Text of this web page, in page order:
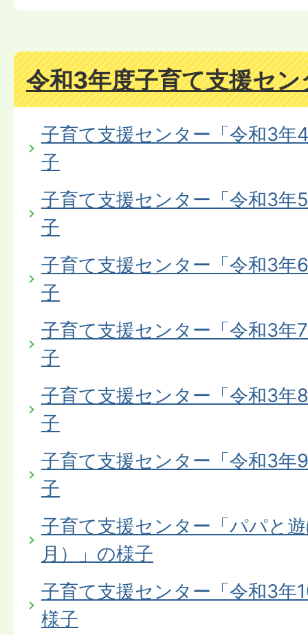
令和3年度子育て支援セ
子育て支援センター「令和3年
子
子育て支援センター「令和3年
子
子育て支援センター「令和3年
子
子育て支援センター「令和3年
子
子育て支援センター「令和3年
子
子育て支援センター「令和3年
子
子育て支援センター「パパと
月）」の様子
子育て支援センター「令和3年
様子